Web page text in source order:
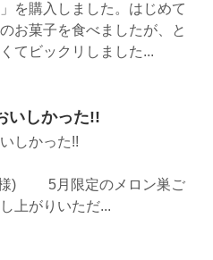
を購入しました。はじめて
お菓子を食べましたが、と
てビックリしました...
いしかった!!
しかった!!
様) 5月限定のメロン巣ご
上がりいただ...